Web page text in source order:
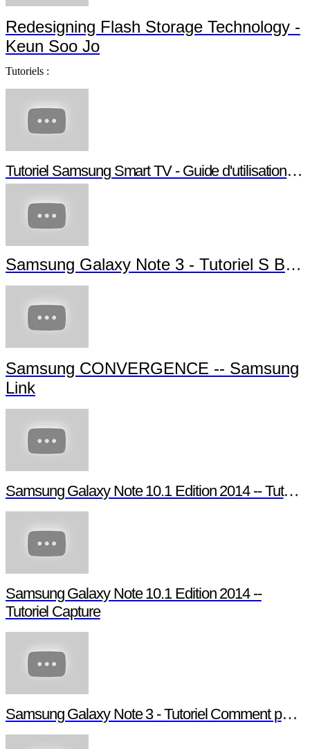
Redesigning Flash Storage Technology -
Keun Soo Jo
Tutoriels :
Tutoriel Samsung Smart TV - Guide d'utilisation
Samsung Galaxy Note 3 - Tutoriel S
Samsung CONVERGENCE -- Samsung
Link
Samsung Galaxy Note 10.1 Edition 2014 --
Samsung Galaxy Note 10.1 Edition 2014 --
Tutoriel Capture
Samsung Galaxy Note 3 - Tutoriel Comment